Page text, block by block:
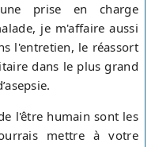
prise en charge
je m'affaire aussi
l'entretien, le réassort
dans le plus grand
l'être humain sont les
mettre à votre